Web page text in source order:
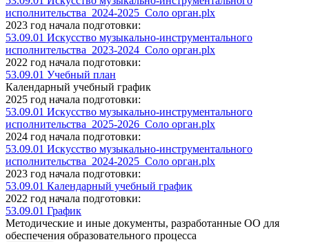
исполнительства_2024-2025_Соло орган.plx
2023 год начала подготовки:
53.09.01 Искусство музыкально-инструментального
исполнительства_2023-2024_Соло орган.plx
2022 год начала подготовки:
53.09.01 Учебный план
Календарный учебный график
2025 год начала подготовки:
53.09.01 Искусство музыкально-инструментального
исполнительства_2025-2026_Соло орган.plx
2024 год начала подготовки:
53.09.01 Искусство музыкально-инструментального
исполнительства_2024-2025_Соло орган.plx
2023 год начала подготовки:
53.09.01 Календарный учебный график
2022 год начала подготовки:
53.09.01 График
Методические и иные документы, разработанные ОО для
обеспечения образовательного процесса